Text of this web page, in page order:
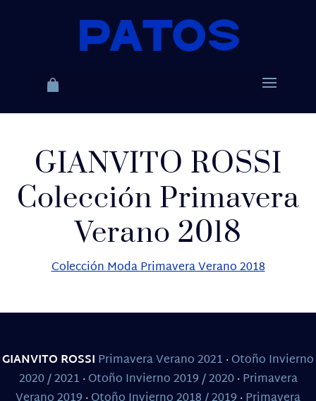
GIANVITO ROSSI
Colección Primavera
Verano 2018
Colección Moda Primavera Verano 2018
GIANVITO ROSSI Primavera Verano 2021 · Otoño Invierno
2020 / 2021 · Otoño Invierno 2019 / 2020· Primavera